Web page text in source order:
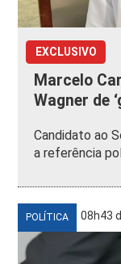
EXCLUSIVO
Marcelo
Wagner de
Candidato ao
a referência
POLÍTICA 08h43